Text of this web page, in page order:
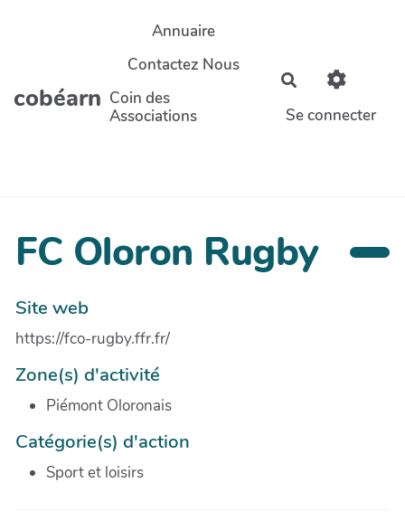
Aller au contenu principal
cobéarn
Annuaire
Contactez Nous
Coin des
Associations
Rechercher
Se connecter
FC Oloron Rugby
Site web
https://fco-rugby.ffr.fr/
Zone(s) d'activité
Piémont Oloronais
Catégorie(s) d'action
Sport et loisirs